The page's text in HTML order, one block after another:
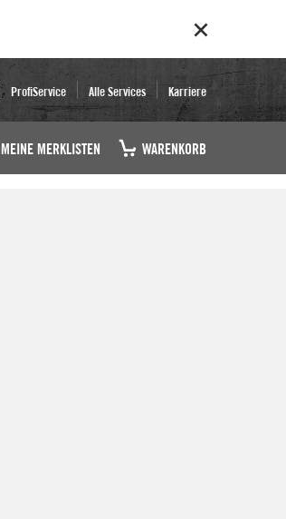
ProfiService Alle Services Karriere
MEINE MERKLISTEN WARENKORB